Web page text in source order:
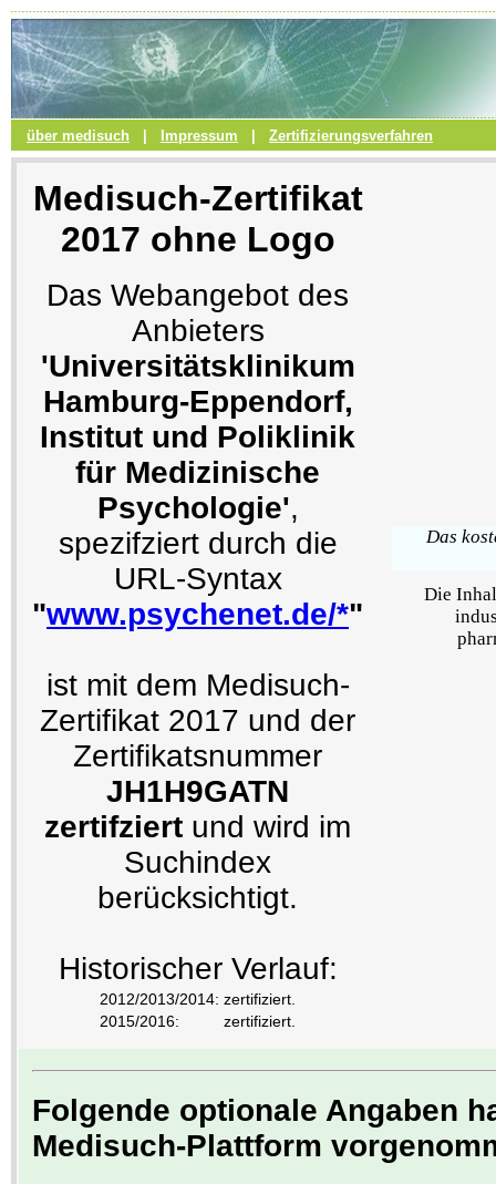
über medisuch Impressum Zertifizierungsverfahren
Medisuch-Zertifikat
2017 ohne Logo
Das Webangebot des
Anbieters
'Universitätsklinikum
Hamburg-Eppendorf,
Institut und Poliklinik
für Medizinische
Psychologie',
spezifziert durch die
URL-Syntax
"www.psychenet.de/*"
ist mit dem Medisuch-
Zertifikat 2017 und der
Zertifikatsnummer
JH1H9GATN
zertifziert und wird im
Suchindex
berücksichtigt.
Historischer Verlauf:
2012/2013/2014: zertifiziert.
2015/2016:
zertifiziert.
Das
Die
Folgende optionale Angaben
Medisuch-Plattform